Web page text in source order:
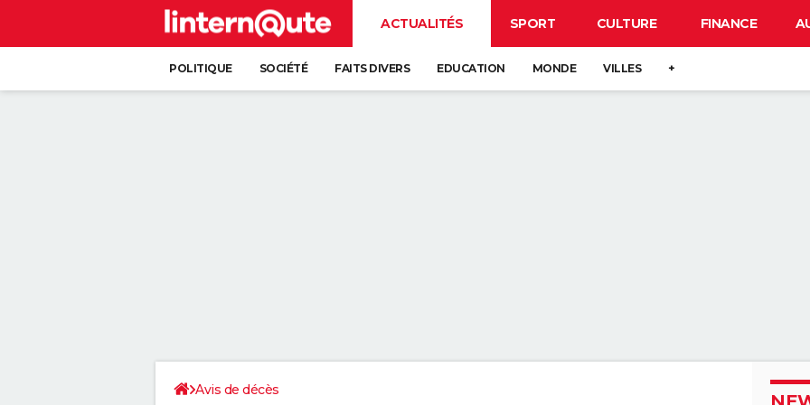
ACTUALITÉS SPORT CULTURE FINANCE
POLITIQUE SOCIÉTÉ FAITS DIVERS EDUCATION MONDE VILLES +
Avis de décès